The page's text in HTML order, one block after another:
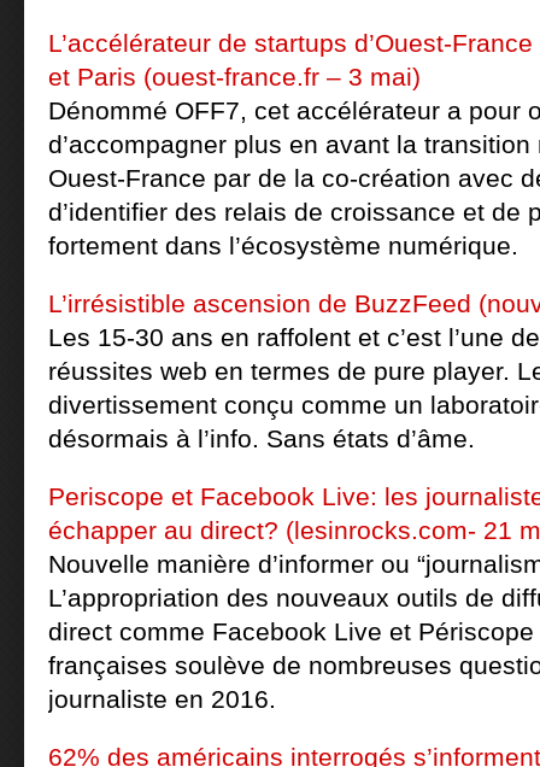
L’accélérateur de startups d’Ouest-
et Paris (ouest-france.fr – 3 mai)
Dénommé OFF7, cet accélérateur a pour
d’accompagner plus en avant la
Ouest-France par de la co-création avec
d’identifier des relais de croissance et de
fortement dans l’écosystème numérique.
L’irrésistible ascension de BuzzFeed
Les 15-30 ans en raffolent et c’est l’une
réussites web en termes de pure player.
divertissement conçu comme un
désormais à l’info. Sans états d’âme.
Periscope et Facebook Live: les
échapper au direct? (lesinrocks.com- 21
Nouvelle manière d’informer ou
L’appropriation des nouveaux outils de
direct comme Facebook Live et
françaises soulève de nombreuses
journaliste en 2016.
62% des américains interrogés